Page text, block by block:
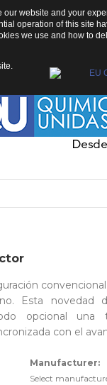
Esta novedad
opcional una
con el
Manufacturer:
Select
our website and your
operation of this site
we use and how to